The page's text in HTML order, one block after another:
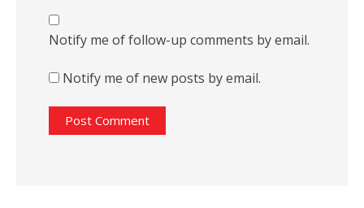
Notify me of follow-up comments by email.
Notify me of new posts by email.